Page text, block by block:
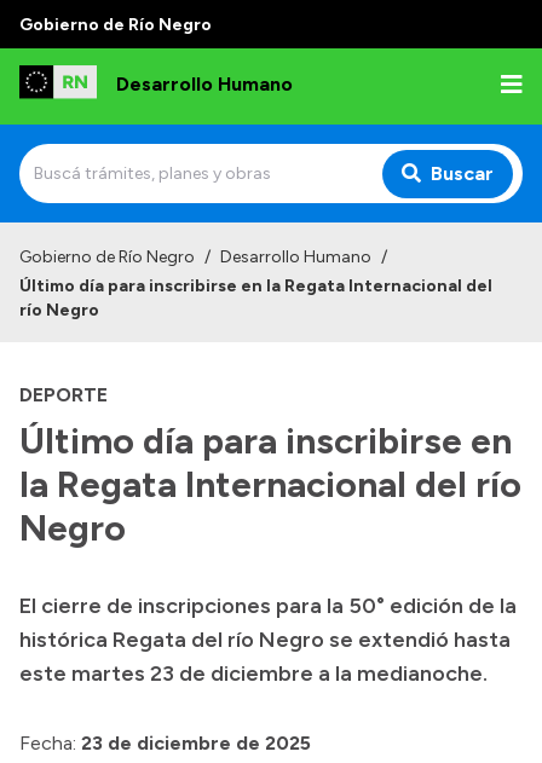
Gobierno de Río Negro
Desarrollo Humano
Buscar
Institucional
Autoridades
Delegaciones
Normativa
Presupuesto
Boletín Oficial
Consulta de expedientes
Gobierno de Río Negro / Desarrollo Humano /
Último día para inscribirse en la Regata Internacional del
río Negro
DEPORTE
Último día para inscribirse en
la Regata Internacional del río
Negro
El cierre de inscripciones para la 50° edición de la
histórica Regata del río Negro se extendió hasta
este martes 23 de diciembre a la medianoche.
Fecha: 23 de diciembre de 2025